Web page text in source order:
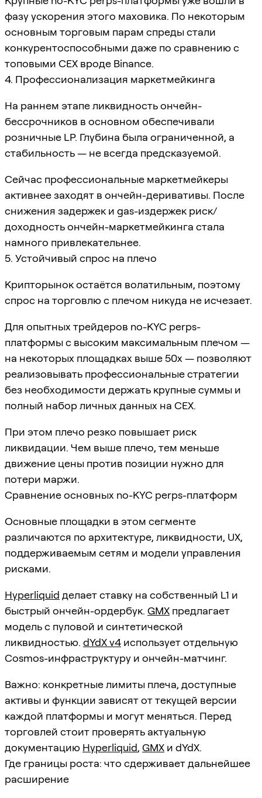
фазу ускорения этого маховика. По некоторым
основным торговым парам спреды стали
конкурентоспособными даже по сравнению с
топовыми CEX вроде Binance.
4. Профессионализация маркетмейкинга
На раннем этапе ликвидность ончейн-
бессрочников в основном обеспечивали
розничные LP. Глубина была ограниченной, а
стабильность — не всегда предсказуемой.
Сейчас профессиональные маркетмейкеры
активнее заходят в ончейн-деривативы. После
снижения задержек и gas-издержек риск/
доходность ончейн-маркетмейкинга стала
намного привлекательнее.
5. Устойчивый спрос на плечо
Крипторынок остаётся волатильным, поэтому
спрос на торговлю с плечом никуда не исчезает.
Для опытных трейдеров no-KYC perps-
платформы с высоким максимальным плечом —
на некоторых площадках выше 50x — позволяют
реализовывать профессиональные стратегии
без необходимости держать крупные суммы и
полный набор личных данных на CEX.
При этом плечо резко повышает риск
ликвидации. Чем выше плечо, тем меньше
движение цены против позиции нужно для
потери маржи.
Сравнение основных no-KYC perps-платформ
Основные площадки в этом сегменте
различаются по архитектуре, ликвидности, UX,
поддерживаемым сетям и модели управления
рисками.
Hyperliquid делает ставку на собственный L1 и
быстрый ончейн-ордербук. GMX предлагает
модель с пуловой и синтетической
ликвидностью. dYdX v4 использует отдельную
Cosmos-инфраструктуру и ончейн-матчинг.
Важно: конкретные лимиты плеча, доступные
активы и функции зависят от текущей версии
каждой платформы и могут меняться. Перед
торговлей стоит проверять актуальную
документацию Hyperliquid, GMX и dYdX.
Где границы роста: что сдерживает дальнейшее
расширение